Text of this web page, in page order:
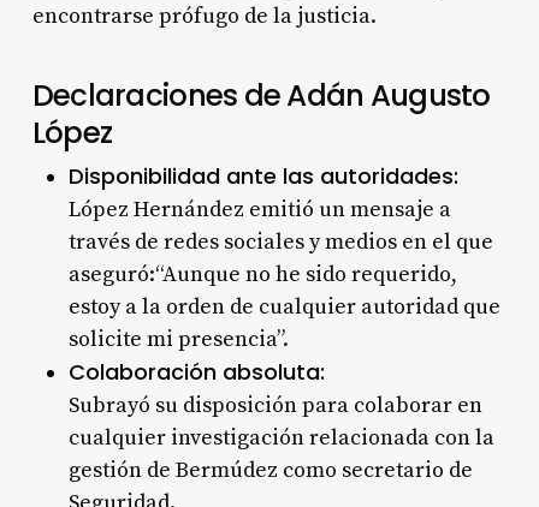
encontrarse prófugo de la justicia.
Declaraciones de Adán Augusto
López
Disponibilidad ante las autoridades:
López Hernández emitió un mensaje a
través de redes sociales y medios en el que
aseguró:“Aunque no he sido requerido,
estoy a la orden de cualquier autoridad que
solicite mi presencia”.
Colaboración absoluta:
Subrayó su disposición para colaborar en
cualquier investigación relacionada con la
gestión de Bermúdez como secretario de